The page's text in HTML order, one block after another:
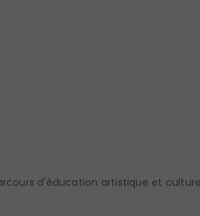
d'éducation artistique et